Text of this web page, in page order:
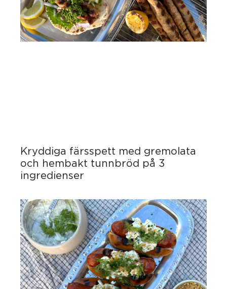
Kryddiga färsspett med gremolata
och hembakt tunnbröd på 3
ingredienser